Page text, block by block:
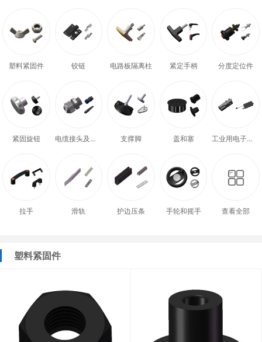
塑料紧固件 铰链 电路板隔离柱 紧定手柄 分度定位件
紧固旋钮 电缆接头及配件 支撑脚 盖和塞 工业用电子式门锁
拉手 滑轨 护边压条 手轮和摇手 查看全部
塑料紧固件